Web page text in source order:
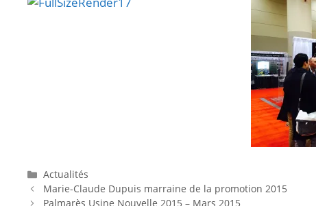
Actualités
Marie-Claude Dupuis marraine de la promotion 2015
Palmarès Usine Nouvelle 2015 – Mars 2015